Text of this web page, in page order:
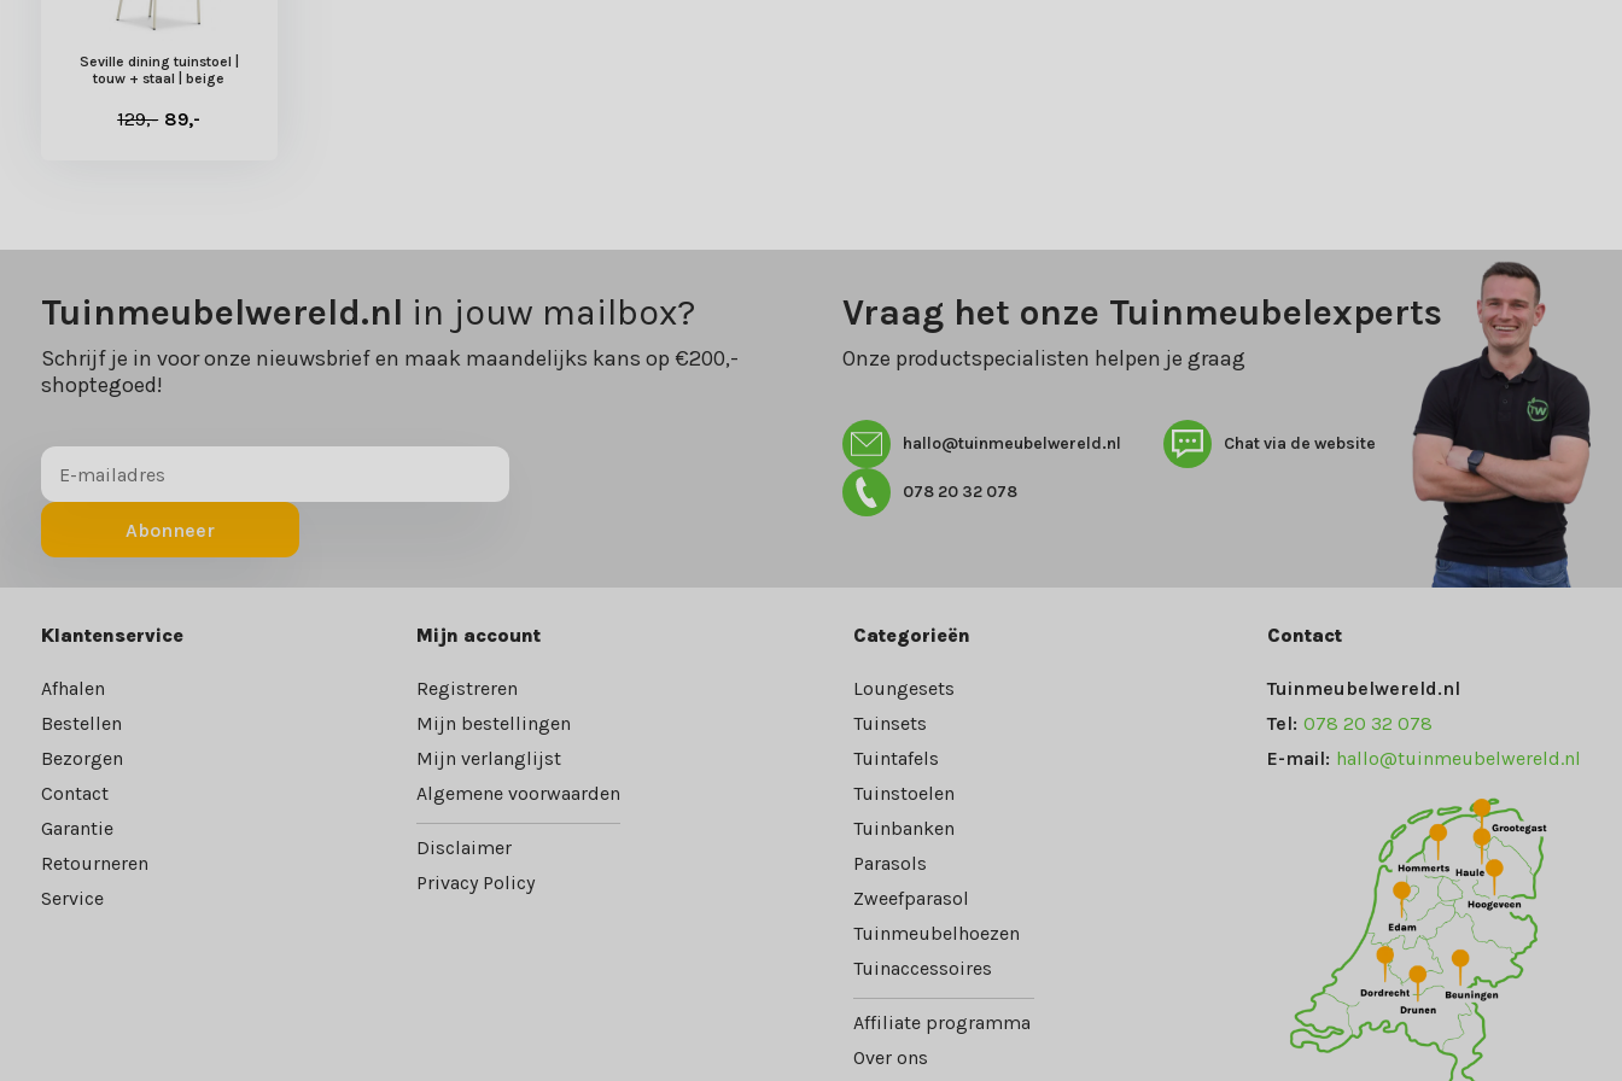
Seville dining tuinstoel |
touw + staal | beige
129,- 89,-
Tuinmeubelwereld.nl in jouw mailbox?
Schrijf je in voor onze nieuwsbrief en maak maandelijks kans op €200,-
shoptegoed!
Abonneer
Vraag het onze Tuinmeubelexperts
Onze productspecialisten helpen je graag
hallo@tuinmeubelwereld.nl Chat via de website
078 20 32 078
Klantenservice
Afhalen
Bestellen
Bezorgen
Contact
Garantie
Retourneren
Service
Mijn account
Registreren
Mijn bestellingen
Mijn verlanglijst
Algemene voorwaarden
Disclaimer
Privacy Policy
Categorieën
Loungesets
Tuinsets
Tuintafels
Tuinstoelen
Tuinbanken
Parasols
Zweefparasol
Tuinmeubelhoezen
Tuinaccessoires
Affiliate programma
Over ons
Contact
Tuinmeubelwereld.nl
Tel: 078 20 32 078
E-mail: hallo@tuinmeubelwereld.nl